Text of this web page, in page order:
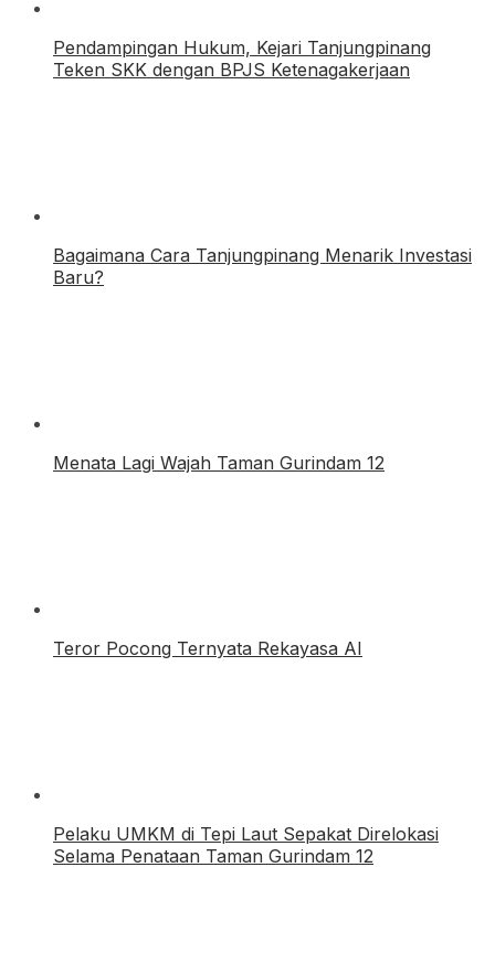
Pendampingan Hukum, Kejari Tanjungpinang
Teken SKK dengan BPJS Ketenagakerjaan
Bagaimana Cara Tanjungpinang Menarik Investasi
Baru?
Menata Lagi Wajah Taman Gurindam 12
Teror Pocong Ternyata Rekayasa AI
Pelaku UMKM di Tepi Laut Sepakat Direlokasi
Selama Penataan Taman Gurindam 12